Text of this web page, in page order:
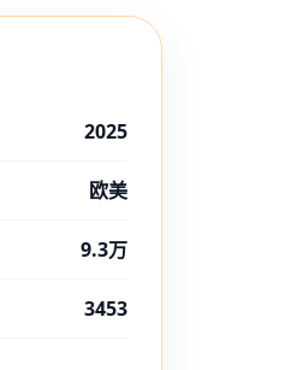
2025
欧美
9.3万
3453